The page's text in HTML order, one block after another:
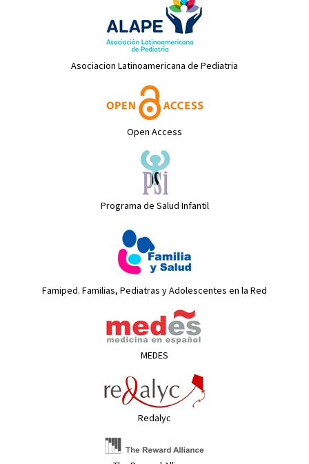
Asociacion Latinoamericana de Pediatria
Open Access
Programa de Salud Infantil
Famiped. Familias, Pediatras y Adolescentes en la Red
MEDES
Redalyc